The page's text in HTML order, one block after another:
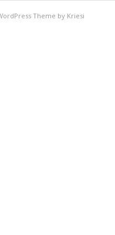
Theme by Kriesi